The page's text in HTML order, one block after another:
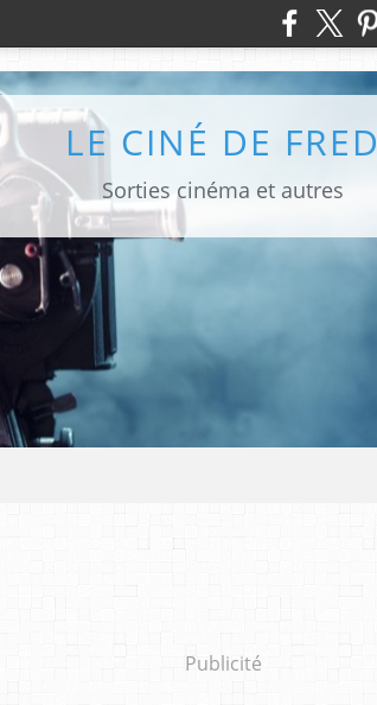
LE CINÉ DE FRED
Sorties cinéma et autres
Publicité